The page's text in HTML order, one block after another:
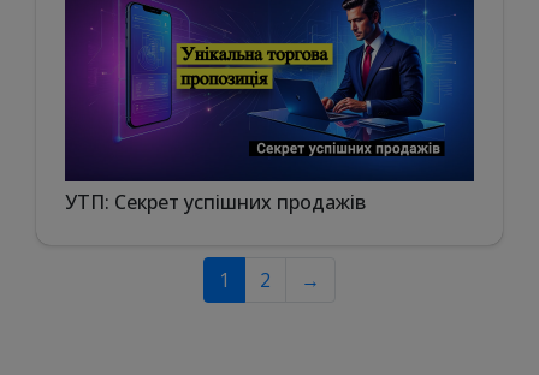
УТП: Секрет успішних продажів
1 2 →